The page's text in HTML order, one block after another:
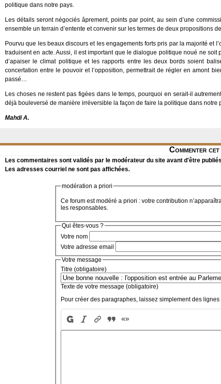
politique dans notre pays.
Les détails seront négociés âprement, points par point, au sein d’une
ensemble un terrain d’entente et convenir sur les termes de deux propositions
Pourvu que les beaux discours et les engagements forts pris par la majorité et
traduisent en acte. Aussi, il est important que le dialogue politique noué ne
d’apaiser le climat politique et les rapports entre les deux bords soient
concertation entre le pouvoir et l’opposition, permettrait de régler en amont
passé…
Les choses ne restent pas figées dans le temps, pourquoi en serait-il
déjà bouleversé de manière irréversible la façon de faire la politique dans notre
Mahdi A.
Commenter
Les commentaires sont validés par le modérateur du site avant d'être
Les adresses courriel ne sont pas affichées.
modération a priori
Ce forum est modéré a priori : votre contribution
les responsables.
Qui êtes-vous ?
Votre nom
Votre adresse email
Votre message
Titre (obligatoire)
Texte de votre message (obligatoire)
Pour créer des paragraphes, laissez simplement des lignes